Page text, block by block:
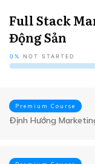
Full Stack
Động Sản
0% NOT STARTED
Premium Course
Định Hướng